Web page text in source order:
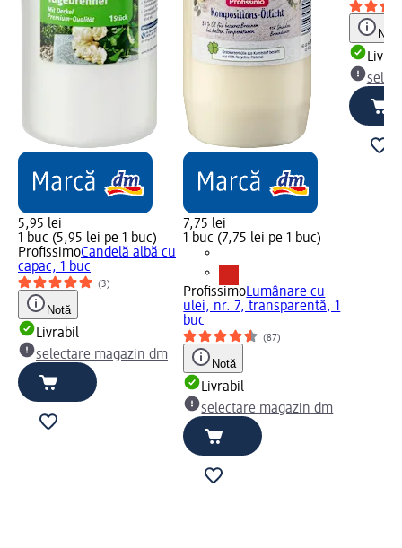
5,95 lei
1 buc (5,95 lei pe 1 buc)
ProfissimoCandelă albă cu
capac, 1 buc
(3)
Notă
Livrabil
selectare magazin dm
7,75 lei
1 buc (7,75 lei pe 1 buc)
ProfissimoLumânare cu
ulei, nr. 7, transparentă, 1
buc
(87)
Notă
Livrabil
selectare magazin dm
Notă